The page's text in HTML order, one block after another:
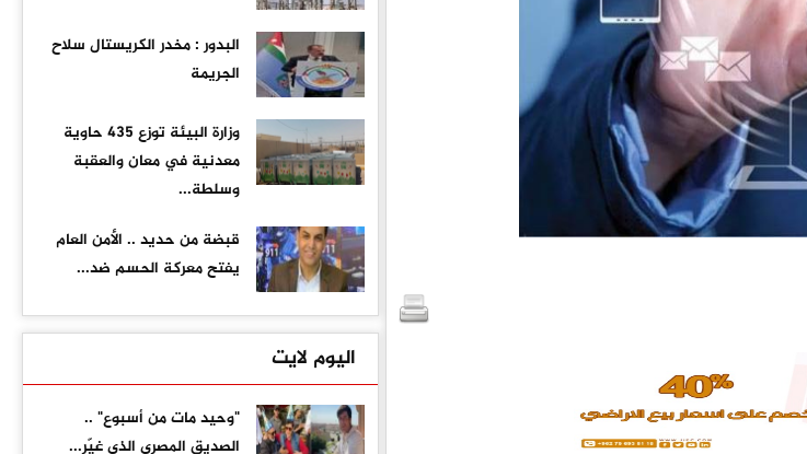
البدور : مخدر الكريستال سلاح
الجريمة
وزارة البيئة توزع 435 حاوية
معدنية في معان والعقبة
وسلطة...
قبضة من حديد .. الأمن العام
يفتح معركة الحسم ضد...
اليوم لايت
"وحيد مات من أسبوع" ..
الصديق المصري الذي غيّر...